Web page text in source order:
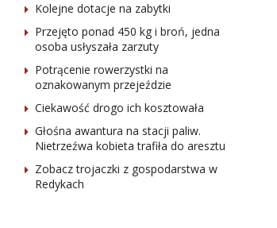
Kolejne dotacje na zabytki
Przejęto ponad 450 kg i broń, jedna
osoba usłyszała zarzuty
Potrącenie rowerzystki na
oznakowanym przejeździe
Ciekawość drogo ich kosztowała
Głośna awantura na stacji paliw.
Nietrzeźwa kobieta trafiła do aresztu
Zobacz trojaczki z gospodarstwa w
Redykach